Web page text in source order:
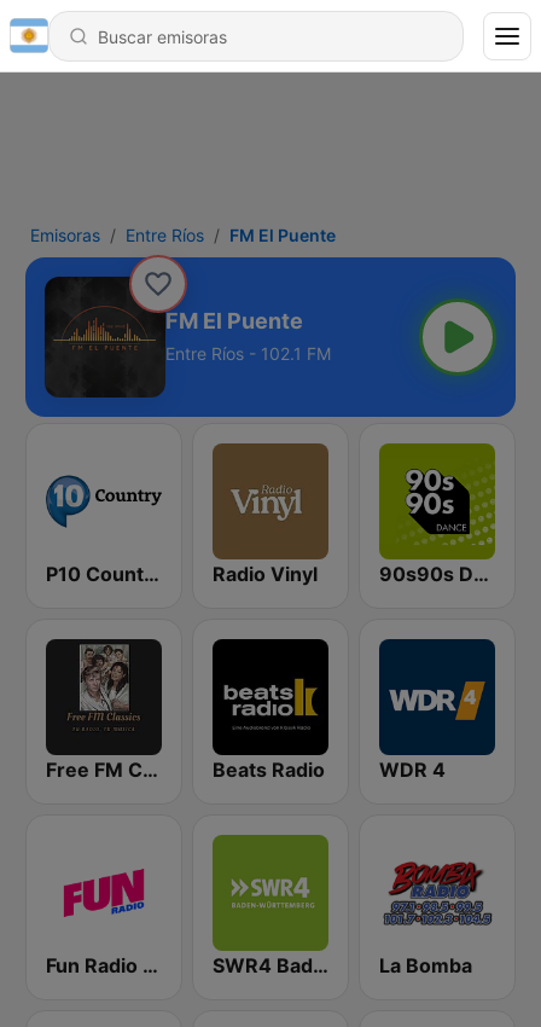
Emisoras Entre Ríos FM El Puente
FM El Puente
Entre Ríos - 102.1 FM
P10 Country Radio Vinyl 90s90s Dance
Free FM Classics B.A. Beats Radio WDR 4
Fun Radio FRANCE SWR4 Baden-Württemberg La Bomba